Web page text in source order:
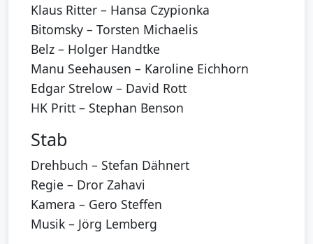
Klaus Ritter – Hansa Czypionka
Bitomsky – Torsten Michaelis
Belz – Holger Handtke
Manu Seehausen – Karoline Eichhorn
Edgar Strelow – David Rott
HK Pritt – Stephan Benson
Stab
Drehbuch – Stefan Dähnert
Regie – Dror Zahavi
Kamera – Gero Steffen
Musik – Jörg Lemberg